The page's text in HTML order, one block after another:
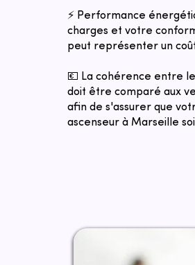
⚡ Performance
charges et votre
peut représenter un
💶 La cohérence entre
doit être comparé aux
afin de s'assurer que
ascenseur à Marseille